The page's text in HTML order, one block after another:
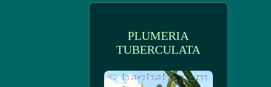
PLUMERIA
TUBERCULATA